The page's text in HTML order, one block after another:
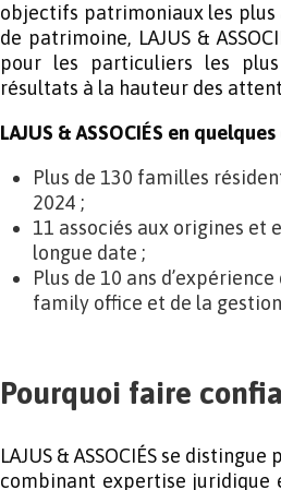
objectifs patrimoniaux les plus
de patrimoine, LAJUS &
pour les particuliers les
résultats à la hauteur des
LAJUS & ASSOCIÉS en
Plus de 130 familles
2024 ;
11 associés aux origines
longue date ;
Plus de 10 ans
family office et de la
Pourquoi faire
LAJUS & ASSOCIÉS se
combinant expertise juridique